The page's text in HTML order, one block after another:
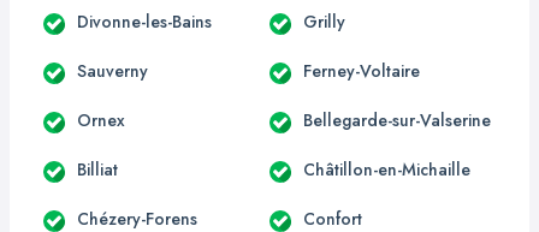
Divonne-les-Bains Grilly
Sauverny Ferney-Voltaire
Ornex Bellegarde-sur-Valserine
Billiat Châtillon-en-Michaille
Chézery-Forens Confort